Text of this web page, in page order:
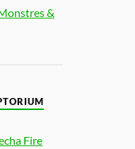
&
Fire